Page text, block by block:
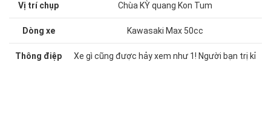
Vị trí chụp Chùa KỲ quang Kon Tum
Dòng xe Kawasaki Max 50cc
Thông điệp Xe gì cũng được hảy xem như 1! Người bạn trị kỉ